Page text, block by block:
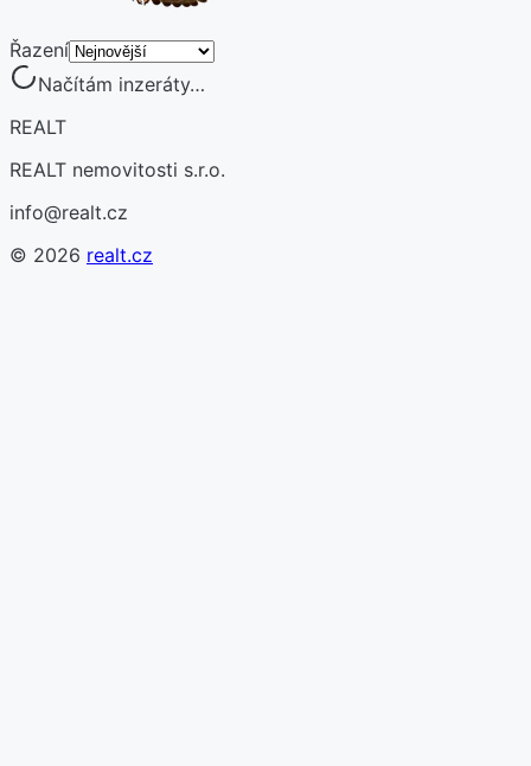
Řazení
Načítám inzeráty…
REALT
REALT nemovitosti s.r.o.
info@realt.cz
© 2026 realt.cz